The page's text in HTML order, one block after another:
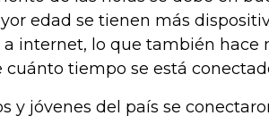
edad se tienen más
a internet, lo que también hace
tiempo se está
y jóvenes del país se